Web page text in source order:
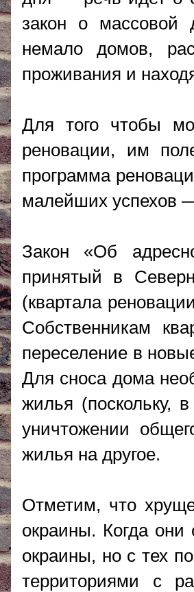
закон о массовой
немало домов,
проживания и
Для того чтобы
реновации, им
программа
малейших успехов
Закон «Об
принятый в
(квартала
Собственникам
переселение в
Для сноса дома
жилья (поскольку,
уничтожении
жилья на другое.
Отметим, что
окраины. Когда
окраины, но с тех
территориями с